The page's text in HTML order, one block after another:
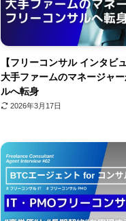
【フリーコンサル インタビ
大手ファームのマネージャ
ルへ転身
2026年3月17日